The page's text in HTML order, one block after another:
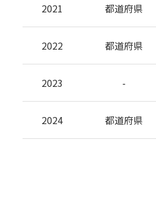
2021 都道府県
2022 都道府県
2023 -
2024 都道府県